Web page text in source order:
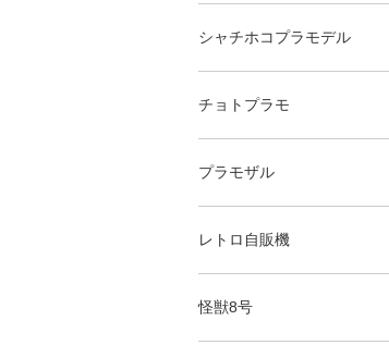
シャチホコプラモデル
チョトプラモ
プラモザル
レトロ自販機
怪獣8号